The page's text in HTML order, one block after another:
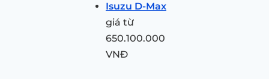
Isuzu D-Max
giá từ
650.100.000
VNĐ